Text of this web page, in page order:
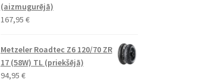
(aizmugurējā)
167,95 €
Metzeler Roadtec Z6 120/70 ZR
17 (58W) TL (priekšējā)
94,95 €